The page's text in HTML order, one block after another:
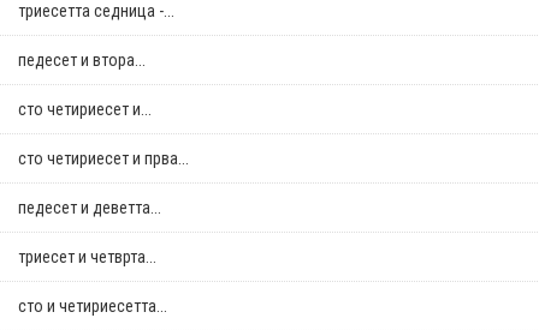
триесетта седница -...
педесет и втора...
сто четириесет и...
сто четириесет и прва...
педесет и деветта...
триесет и четврта...
сто и четириесетта...